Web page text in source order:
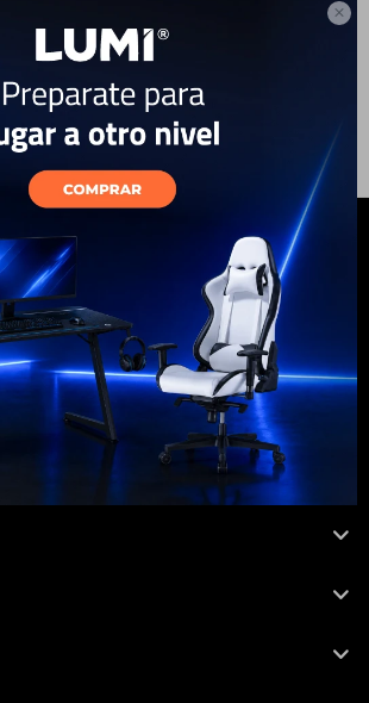

Modelo: Galaxy z Fold5
NEWSLETTER
y recibí todas nuestras novedades!
SUSCRIBIRME
Accesorios
Monitores
Gaming